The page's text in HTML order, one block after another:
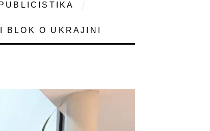
PUBLICISTIKA
BLOK O UKRAJINI